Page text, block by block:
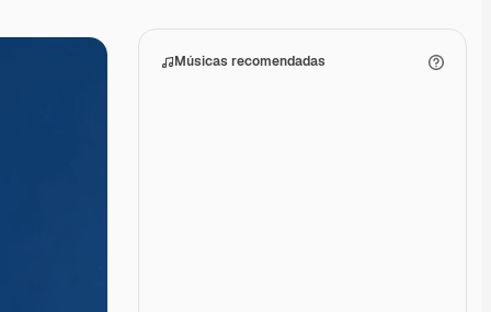
Músicas recomendadas